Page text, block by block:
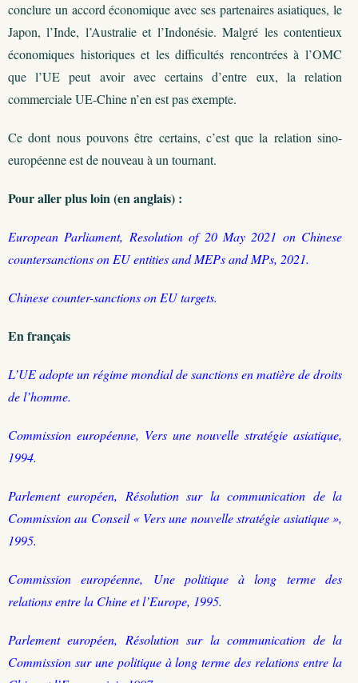
conclure un accord économique avec ses partenaires asiatiques, le
Japon, l’Inde, l’Australie et l’Indonésie. Malgré les contentieux
économiques historiques et les difficultés rencontrées à l’OMC
que l’UE peut avoir avec certains d’entre eux, la relation
commerciale UE-Chine n’en est pas exempte.
Ce dont nous pouvons être certains, c’est que la relation sino-
européenne est de nouveau à un tournant.
Pour aller plus loin (en anglais) :
European Parliament, Resolution of 20 May 2021 on Chinese
countersanctions on EU entities and MEPs and MPs, 2021.
Chinese counter-sanctions on EU targets.
En français
L’UE adopte un régime mondial de sanctions en matière de droits
de l’homme.
Commission européenne, Vers une nouvelle stratégie asiatique,
1994.
Parlement européen, Résolution sur la communication de la
Commission au Conseil « Vers une nouvelle stratégie asiatique »,
1995.
Commission européenne, Une politique à long terme des
relations entre la Chine et l’Europe, 1995.
Parlement européen, Résolution sur la communication de la
Commission sur une politique à long terme des relations entre la